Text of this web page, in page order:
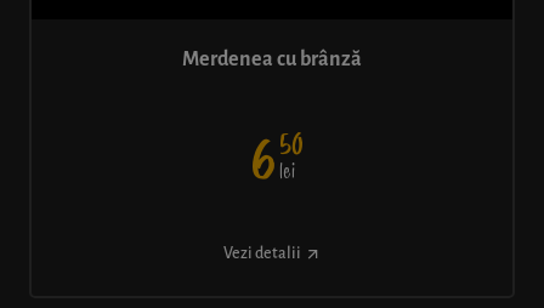
Merdenea cu brânză
650
lei
Vezi detalii